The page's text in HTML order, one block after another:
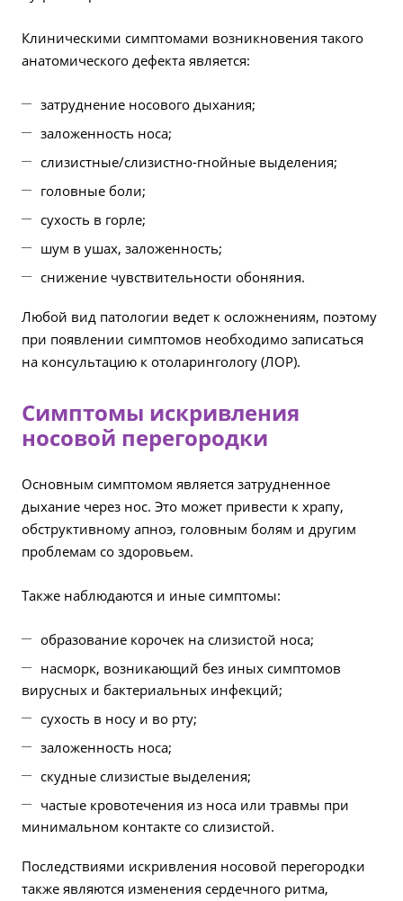
Клиническими симптомами возникновения такого
анатомического дефекта является:
затруднение носового дыхания;
заложенность носа;
слизистные/слизистно-гнойные выделения;
головные боли;
сухость в горле;
шум в ушах, заложенность;
снижение чувствительности обоняния.
Любой вид патологии ведет к осложнениям, поэтому
при появлении симптомов необходимо записаться
на консультацию к отоларингологу (ЛОР).
Симптомы искривления
носовой перегородки
Основным симптомом является затрудненное
дыхание через нос. Это может привести к храпу,
обструктивному апноэ, головным болям и другим
проблемам со здоровьем.
Также наблюдаются и иные симптомы:
образование корочек на слизистой носа;
насморк, возникающий без иных симптомов
вирусных и бактериальных инфекций;
сухость в носу и во рту;
заложенность носа;
скудные слизистые выделения;
частые кровотечения из носа или травмы при
минимальном контакте со слизистой.
Последствиями искривления носовой перегородки
также являются изменения сердечного ритма,